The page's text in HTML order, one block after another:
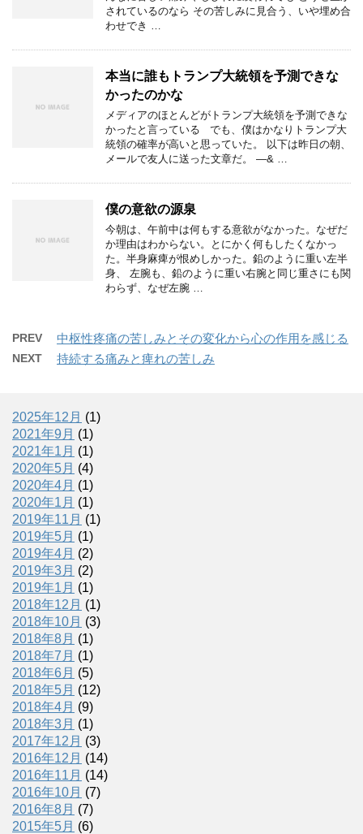
されているのなら その苦しみに見合う、いや埋め合
わせでき …
本当に誰もトランプ大統領を予測できな
かったのかな
メディアのほとんどがトランプ大統領を予測できな
かったと言っている でも、僕はかなりトランプ大
統領の確率が高いと思っていた。 以下は昨日の朝、
メールで友人に送った文章だ。 —& …
僕の意欲の源泉
今朝は、午前中は何もする意欲がなかった。なぜだ
か理由はわからない。とにかく何もしたくなかっ
た。半身麻痺が恨めしかった。鉛のように重い左半
身、 左腕も、鉛のように重い右腕と同じ重さにも関
わらず、なぜ左腕 …
PREV 中枢性疼痛の苦しみとその変化から心の作用を感じる
NEXT 持続する痛みと痺れの苦しみ
2025年12月 (1)
2021年9月 (1)
2021年1月 (1)
2020年5月 (4)
2020年4月 (1)
2020年1月 (1)
2019年11月 (1)
2019年5月 (1)
2019年4月 (2)
2019年3月 (2)
2019年1月 (1)
2018年12月 (1)
2018年10月 (3)
2018年8月 (1)
2018年7月 (1)
2018年6月 (5)
2018年5月 (12)
2018年4月 (9)
2018年3月 (1)
2017年12月 (3)
2016年12月 (14)
2016年11月 (14)
2016年10月 (7)
2016年8月 (7)
2015年5月 (6)